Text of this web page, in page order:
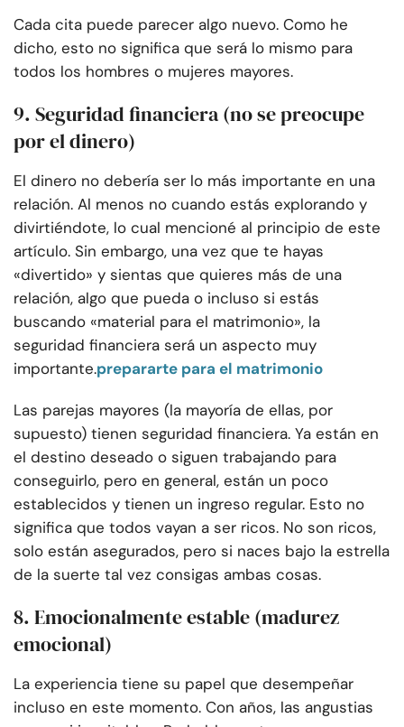
Cada cita puede parecer algo nuevo. Como he
dicho, esto no significa que será lo mismo para
todos los hombres o mujeres mayores.
9. Seguridad financiera (no se preocupe
por el dinero)
El dinero no debería ser lo más importante en una
relación. Al menos no cuando estás explorando y
divirtiéndote, lo cual mencioné al principio de este
artículo. Sin embargo, una vez que te hayas
«divertido» y sientas que quieres más de una
relación, algo que pueda o incluso si estás
buscando «material para el matrimonio», la
seguridad financiera será un aspecto muy
importante.prepararte para el matrimonio
Las parejas mayores (la mayoría de ellas, por
supuesto) tienen seguridad financiera. Ya están en
el destino deseado o siguen trabajando para
conseguirlo, pero en general, están un poco
establecidos y tienen un ingreso regular. Esto no
significa que todos vayan a ser ricos. No son ricos,
solo están asegurados, pero si naces bajo la estrella
de la suerte tal vez consigas ambas cosas.
8. Emocionalmente estable (madurez
emocional)
La experiencia tiene su papel que desempeñar
incluso en este momento. Con años, las angustias